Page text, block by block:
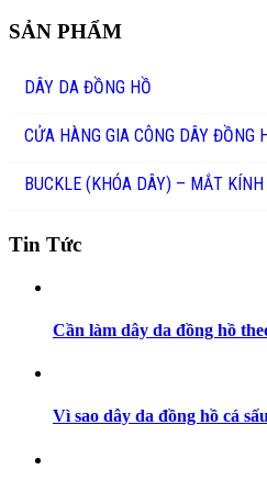
SẢN PHẨM
DÂY DA ĐỒNG HỒ
CỬA HÀNG GIA CÔNG DÂY
BUCKLE (KHÓA DÂY) – MẮT
Tin Tức
Cần làm dây da đồng hồ
Vì sao dây da đồng hồ cá